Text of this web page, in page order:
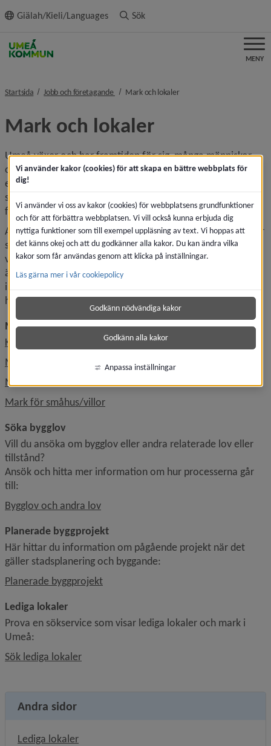
innehållet
Giälah/Kieli/Languages Sök
MENY
Startsida Jobb och företagande nivå i brödsmulenavigeringen
Mark och lokalernivå i
Mark och lokaler
Umeå växer och har framtiden för sig, många människor
och företag vill komma hit. Här finns både mark och
expansionsmöjligheter för din verksamhet och lokaler för
små och stora företag. Och det byggs hela tiden efter nya
förutsättningar och för att fylla behoven.
Av Sveriges större kommuner är Umeå en av dem som ökar
sin befolkning allra snabbast. Här finns en ung och
välutbildad arbetskraft och goda kommunikationer. Umeå
är också Sveriges bredbandstätaste stad: 80 procent av
invånarna använder sig av internet och 45 procent av
hushållen har sin anslutning till Internet via bredband.
Mark för verksamhet eller bostäder
Kommunal mark för exploatering
Mark för verksamheter
Mark för flerbostadshus
Mark för småhus/villor
Söka bygglov
Vill du ansöka om bygglov eller andra relaterade lov eller
tillstånd?
Ansök och hitta mer information om hur processerna går
till:
Bygglov och andra lov
Planerade byggprojekt
Här hittar du information om pågående projekt när det
gäller stadsplanering och byggande:
Planerade byggprojekt
Lediga lokaler
Prova en sökservice som visar lediga lokaler och mark i
Umeå:
Sök lediga lokaler
Andra sidor
Lediga lokaler
Vi använder kakor (cookies) för att skapa en bättre webbplats för
dig!
Vi använder vi oss av kakor (cookies) för webbplatsens grundfunktioner
och för att förbättra webbplatsen. Vi vill också kunna erbjuda dig
nyttiga funktioner som till exempel uppläsning av text. Vi hoppas att
det känns okej och att du godkänner alla kakor. Du kan ändra vilka
kakor som får användas genom att klicka på inställningar.
Läs gärna mer i vår cookiepolicy
Godkänn nödvändiga kakor
Godkänn alla kakor
Anpassa inställningar